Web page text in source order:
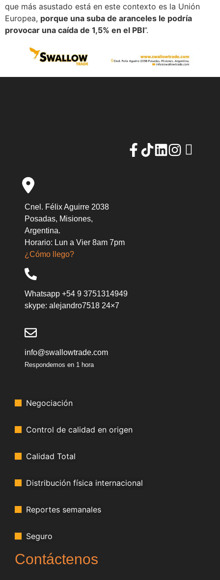
que más asustado está en este contexto es la Unión
Europea, porque una suba de aranceles le podría
provocar una caída de 1,5% en el PBI”.
Cnel. Félix Aguirre 2038
Posadas, Misiones,
Argentina.
Horario: Lun a Vier 8am 7pm
¿Cómo llego?
Whatsapp +54 9 3751314949
skype: alejandro7518 24×7
info@swallowtrade.com
Respondemos en 1 hora
Negociación
Control de calidad en origen
Calidad Total
Distribución física internacional
Reportes semanales
Seguro
Contáctenos